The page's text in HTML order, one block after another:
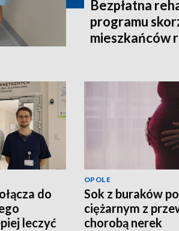
Bezpłatna
programu
mieszkańców
do
leczyć
OPOLE
Sok z buraków
ciężarnym z
chorobą nerek